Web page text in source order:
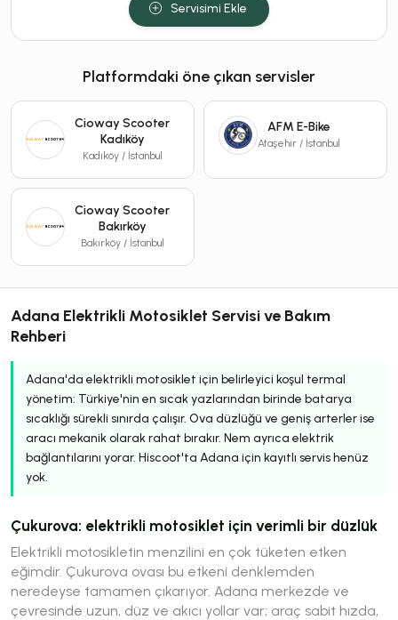
Servisimi Ekle
Platformdaki öne çıkan servisler
Cioway Scooter
Kadıköy
Kadıköy / İstanbul
AFM E-Bike
Ataşehir / İstanbul
Cioway Scooter
Bakırköy
Bakırköy / İstanbul
Adana Elektrikli Motosiklet Servisi ve Bakım
Rehberi
Adana'da elektrikli motosiklet için belirleyici koşul termal
yönetim: Türkiye'nin en sıcak yazlarından birinde batarya
sıcaklığı sürekli sınırda çalışır. Ova düzlüğü ve geniş arterler ise
aracı mekanik olarak rahat bırakır. Nem ayrıca elektrik
bağlantılarını yorar. Hiscoot'ta Adana için kayıtlı servis henüz
yok.
Çukurova: elektrikli motosiklet için verimli bir düzlük
Elektrikli motosikletin menzilini en çok tüketen etken
eğimdir. Çukurova ovası bu etkeni denklemden
neredeyse tamamen çıkarıyor. Adana merkezde ve
çevresinde uzun, düz ve akıcı yollar var; araç sabit hızda,